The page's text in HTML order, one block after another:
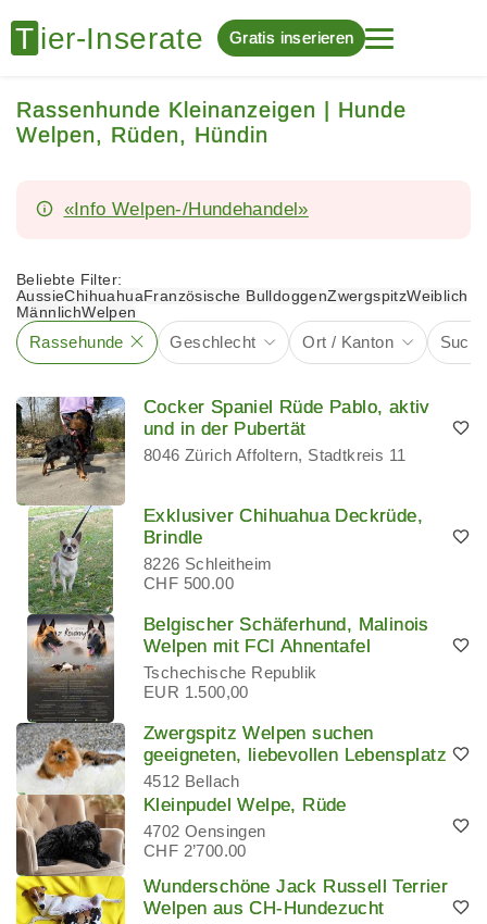
Gratis inserieren
Rassenhunde Kleinanzeigen | Hunde
Welpen, Rüden, Hündin
«Info Welpen-/Hundehandel»
Beliebte Filter:
AussieChihuahuaFranzösische BulldoggenZwergspitzWeiblich
MännlichWelpen
Rassehunde Geschlecht Ort / Kanton
Cocker Spaniel Rüde Pablo, aktiv
und in der Pubertät
8046 Zürich Affoltern, Stadtkreis 11
Exklusiver Chihuahua Deckrüde,
Brindle
8226 Schleitheim
CHF 500.00
Belgischer Schäferhund, Malinois
Welpen mit FCI Ahnentafel
Tschechische Republik
EUR 1.500,00
Zwergspitz Welpen suchen
geeigneten, liebevollen Lebensplatz
4512 Bellach
Kleinpudel Welpe, Rüde
4702 Oensingen
CHF 2’700.00
Wunderschöne Jack Russell Terrier
Welpen aus CH-Hundezucht